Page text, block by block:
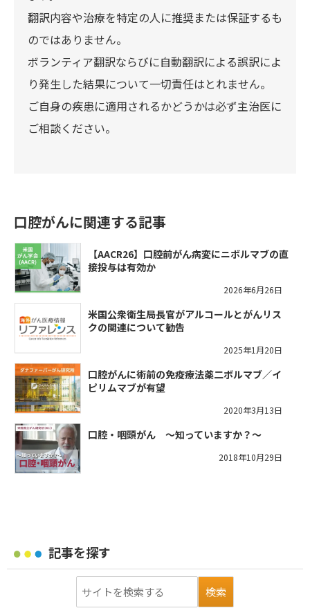
翻訳内容や治療を特定の人に推奨または保証するも
のではありません。
ボランティア翻訳ならびに自動翻訳による誤訳によ
り発生した結果について一切責任はとれません。
ご自身の疾患に適用されるかどうかは必ず主治医に
ご相談ください。
口腔がんに関連する記事
【AACR26】口腔前がん病変にニボルマブの直
接投与は有効か
2026年6月26日
米国公衆衛生局長官がアルコールとがんリス
クの関連について勧告
2025年1月20日
口腔がんに術前の免疫療法薬二ボルマブ／イ
ピリムマブが有望
2020年3月13日
口腔・咽頭がん ～知っていますか？～
2018年10月29日
記事を探す